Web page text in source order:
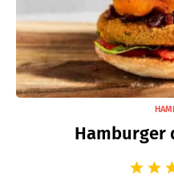
Hamburger